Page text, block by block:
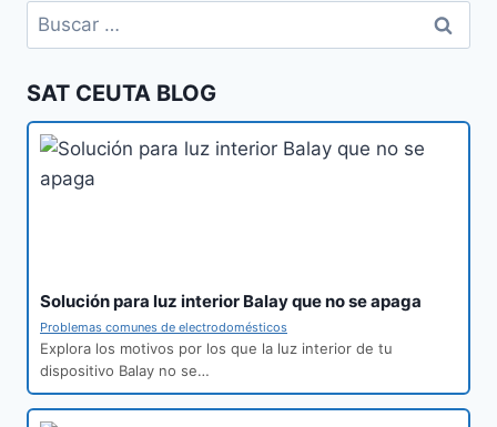
Buscar:
SAT CEUTA BLOG
Solución para luz interior Balay que no se apaga
Problemas comunes de electrodomésticos
Explora los motivos por los que la luz interior de tu
dispositivo Balay no se…